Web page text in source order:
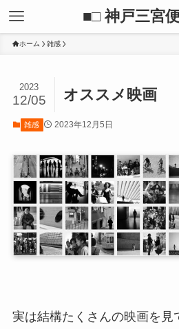
■□ 神戸三宮
ホーム 雑感
オススメ映画
2023
12/05
雑感 2023年12月5日
実は結構たくさんの映画を見